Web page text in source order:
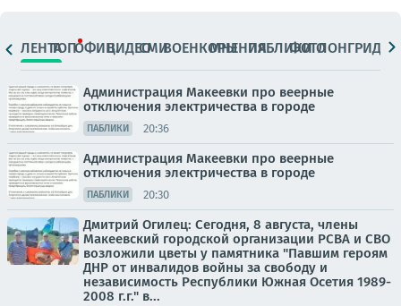
ЛЕНТАТОПОФИЦ.ВИДЕОСМИВОЕНКОРЫМНЕНИЯПАБЛИКИ
ФОТОЛОНГРИДЫ
Администрация Макеевки про веерные
отключения электричества в городе
ПАБЛИКИ 20:36
Администрация Макеевки про веерные
отключения электричества в городе
ПАБЛИКИ 20:30
Дмитрий Огилец: Сегодня, 8 августа, члены
Макеевский городской организации РСВА и СВО
возложили цветы у памятника "Павшим героям
ДНР от инвалидов войны за свободу и
независимость Республики Южная Осетия 1989-
2008 г.г." в...